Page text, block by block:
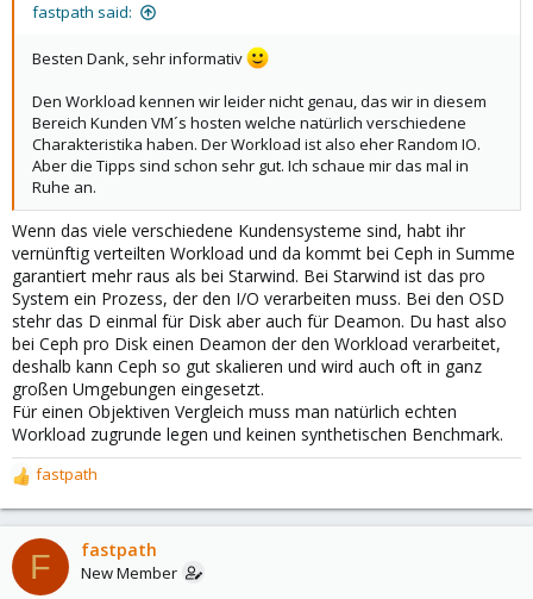
fastpath said:
Besten Dank, sehr informativ
Den Workload kennen wir leider nicht genau, das wir in diesem
Bereich Kunden VM´s hosten welche natürlich verschiedene
Charakteristika haben. Der Workload ist also eher Random IO.
Aber die Tipps sind schon sehr gut. Ich schaue mir das mal in
Ruhe an.
Wenn das viele verschiedene Kundensysteme sind, habt ihr
vernünftig verteilten Workload und da kommt bei Ceph in Summe
garantiert mehr raus als bei Starwind. Bei Starwind ist das pro
System ein Prozess, der den I/O verarbeiten muss. Bei den OSD
stehr das D einmal für Disk aber auch für Deamon. Du hast also
bei Ceph pro Disk einen Deamon der den Workload verarbeitet,
deshalb kann Ceph so gut skalieren und wird auch oft in ganz
großen Umgebungen eingesetzt.
Für einen Objektiven Vergleich muss man natürlich echten
Workload zugrunde legen und keinen synthetischen Benchmark.
R
e
a
c
t
fastpath
F fastpath
New Member